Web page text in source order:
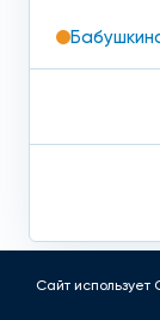
Сайт использует
ВЫЗОВ